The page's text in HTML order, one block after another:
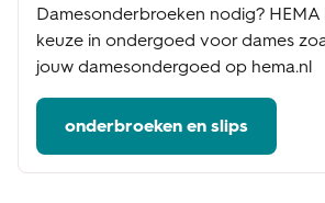
Damesonderbroeken nodig? HEMA
keuze in ondergoed voor dames
jouw damesondergoed op hema.nl
onderbroeken en slips